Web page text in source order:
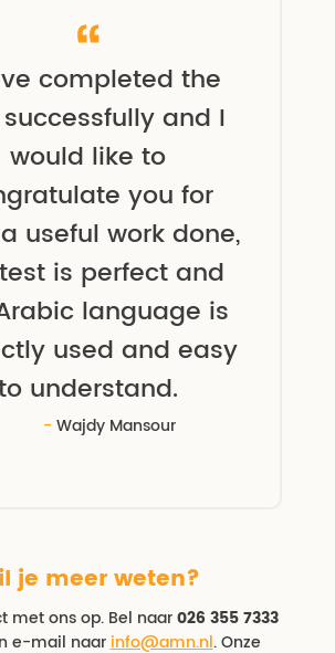
completed the
and I
would like to
you for
useful work done,
is perfect and
language is
used and easy
understand.
Wajdy Mansour
je meer weten?
met ons op. Bel naar 026 355 7333
e-mail naar info@amn.nl . Onze